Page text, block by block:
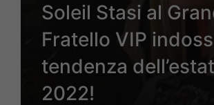
Soleil Stasi al
Fratello VIP
tendenza
2022!